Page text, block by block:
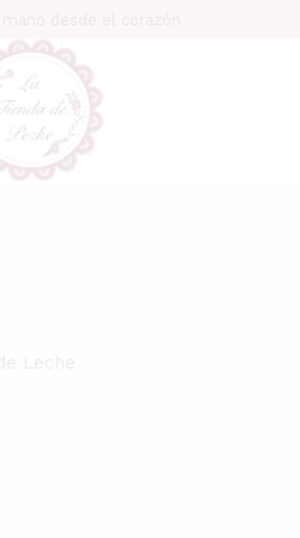
desde el corazón